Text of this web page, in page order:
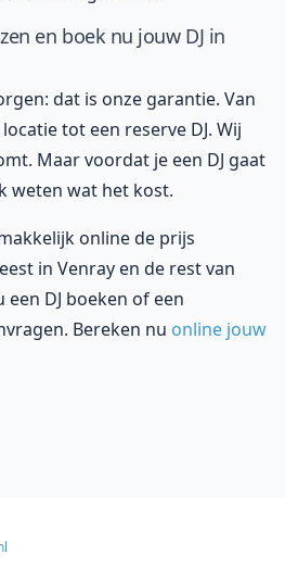
en boek nu jouw DJ in
dat is onze garantie. Van
tot een reserve DJ. Wij
Maar voordat je een DJ gaat
weten wat het kost.
online de prijs
in Venray en de rest van
DJ boeken of een
Bereken nu online jouw